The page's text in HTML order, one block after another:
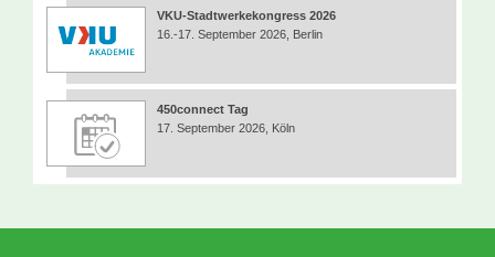
VKU-Stadtwerkekongress 2026
16.-17. September 2026, Berlin
450connect Tag
17. September 2026, Köln